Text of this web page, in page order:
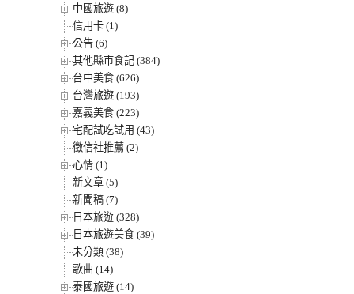
中國旅遊 (8)
信用卡 (1)
公告 (6)
其他縣市食記 (384)
台中美食 (626)
台灣旅遊 (193)
嘉義美食 (223)
宅配試吃試用 (43)
徵信社推薦 (2)
心情 (1)
新文章 (5)
新聞稿 (7)
日本旅遊 (328)
日本旅遊美食 (39)
未分類 (38)
歌曲 (14)
泰國旅遊 (14)